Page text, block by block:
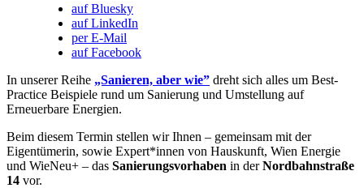
auf Bluesky
auf LinkedIn
per E-Mail
auf Facebook
In unserer Reihe „Sanieren, aber wie” dreht sich alles um Best-
Practice Beispiele rund um Sanierung und Umstellung auf
Erneuerbare Energien.
Beim diesem Termin stellen wir Ihnen – gemeinsam mit der
Eigentümerin, sowie Expert*innen von Hauskunft, Wien Energie
und WieNeu+ – das Sanierungsvorhaben in derNordbahnstraße
14 vor.